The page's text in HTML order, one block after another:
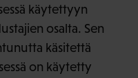
käytettyyn
osalta. Sen
käsitettä
on käytetty